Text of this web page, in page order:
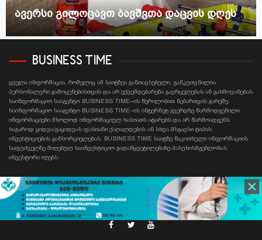
ავერსი გილოცავთ ბავშვთა დაცვის დღეს
BUSINESS TIME
ყველა ინფორმაცია, რომელიც ამ საიტზეა განთავსებული, განკუთვნილია
პერსონალური გამოყენებისთვის და არ ექვემდებარება გავრცელებას ან გახმოვანებას
საინფორმაციო სააგენტო BUSINESS TIME–ის წერილობით ნებართვის გარეშე.
საინფორმაციო სააგენტო BUSINESS TIME–ის ინტერნეტ გვერდზე წარმოდგენილი
ინფორმაციები მხოლოდ ინფორმაციულ ხასიათს ატარებს და არ წარმოადგენს
საჯაროდ ყიდვა/გაყიდვას ფასიანი ქაღალდების ან სხვა მსგავსი ტიპის
ინვესტიციების განხორციელებას. BUSINESS TIME საიტზე წაკითხული ინფორმაციის
საფუძველზე მიღებულ საინვესტიციო გადაწყვეტილებაზე პასუხისმგებლობას
ინვესტორი იღებს.
Contact email: businesstime.ge@gmail.com
facebooktwitteryoutube